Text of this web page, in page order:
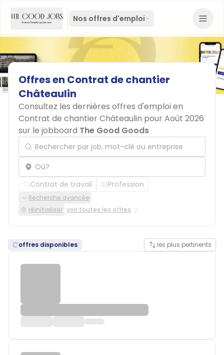
Nos offres d'emploi
Offresen Contrat dechantier
Châteaulin
Consultez les dernières offres d'emploi en
Contrat de chantier Châteaulin pour Août 2026
sur le jobboard The Good Goods
Rechercher par job, mot-clé ou entreprise
Localisation
Contrat de travail Profession
Recherche avancée
réinitialiser voir toutes les offres
offres disponibles les plus pertinents